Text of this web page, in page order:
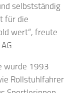
selbstständig
für die
wert“, freute
wurde 1993
Rollstuhlfahrer